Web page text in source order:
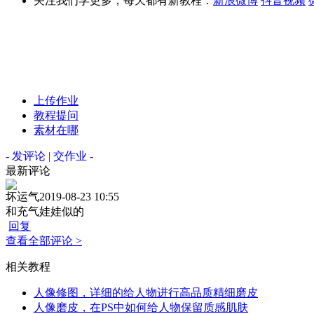
上传作业
教程提问
素材在哪
- 发评论 | 交作业 -
最新评论
坏运气2019-08-23 10:55
和充气娃娃似的
回复
查看全部评论 >
相关教程
人像修图，详细的给人物进行高品质精细磨皮
人像磨皮，在PS中如何给人物保留质感肌肤